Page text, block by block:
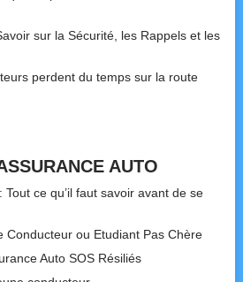
sur la Sécurité, les Rappels et les
perdent du temps sur la route
AUTO
ce qu’il faut savoir avant de se
Conducteur ou Etudiant Pas Chère
Auto SOS Résiliés